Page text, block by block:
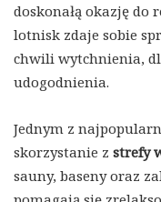
doskonałą okazję do
lotnisk zdaje sobie
chwili wytchnienia,
udogodnienia.
Jednym z
skorzystanie z strefy
sauny, baseny oraz